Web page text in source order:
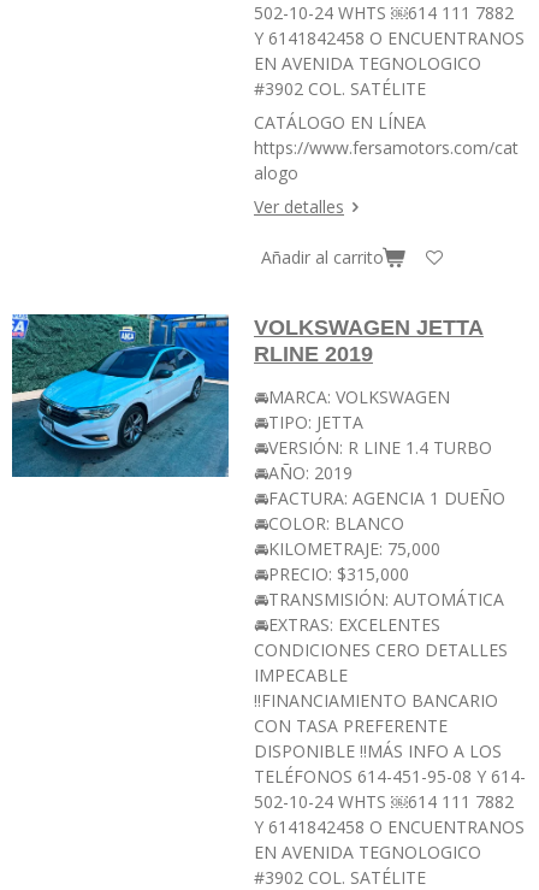
502-10-24 WHTS ￼⁨614 111 7882⁩
Y 6141842458 O ENCUENTRANOS
EN AVENIDA TEGNOLOGICO
#3902 COL. SATÉLITE
CATÁLOGO EN LÍNEA
https://www.fersamotors.com/cat
alogo
Ver detalles
Añadir al carrito
VOLKSWAGEN JETTA
RLINE 2019
🚘MARCA: VOLKSWAGEN
🚘TIPO: JETTA
🚘VERSIÓN: R LINE 1.4 TURBO
🚘AÑO: 2019
🚘FACTURA: AGENCIA 1 DUEÑO
🚘COLOR: BLANCO
🚘KILOMETRAJE: 75,000
🚘PRECIO: $315,000
🚘TRANSMISIÓN: AUTOMÁTICA
🚘EXTRAS: EXCELENTES
CONDICIONES CERO DETALLES
IMPECABLE
‼️FINANCIAMIENTO BANCARIO
CON TASA PREFERENTE
DISPONIBLE ‼️MÁS INFO A LOS
TELÉFONOS 614-451-95-08 Y 614-
502-10-24 WHTS ￼⁨614 111 7882⁩
Y 6141842458 O ENCUENTRANOS
EN AVENIDA TEGNOLOGICO
#3902 COL. SATÉLITE